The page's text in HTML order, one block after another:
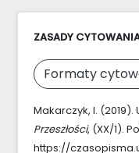
ZASADY
Formaty
Makarczyk, I.
Przeszłości, (XX/1).
https://